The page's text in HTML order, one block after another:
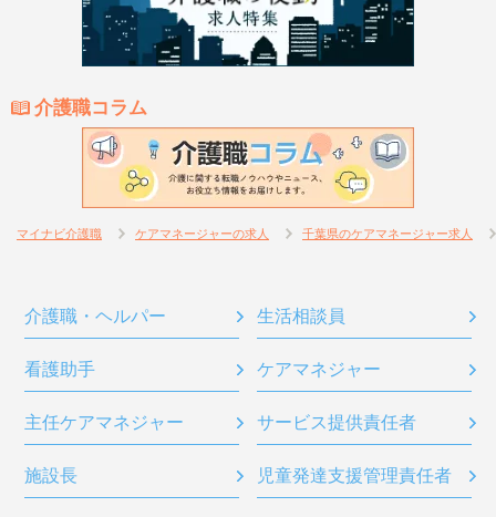
介護職コラム
マイナビ介護職 ケアマネージャーの求人 千葉県のケアマネージャー求人
介護職・ヘルパー 生活相談員
看護助手 ケアマネジャー
主任ケアマネジャー サービス提供責任者
施設長 児童発達支援管理責任者